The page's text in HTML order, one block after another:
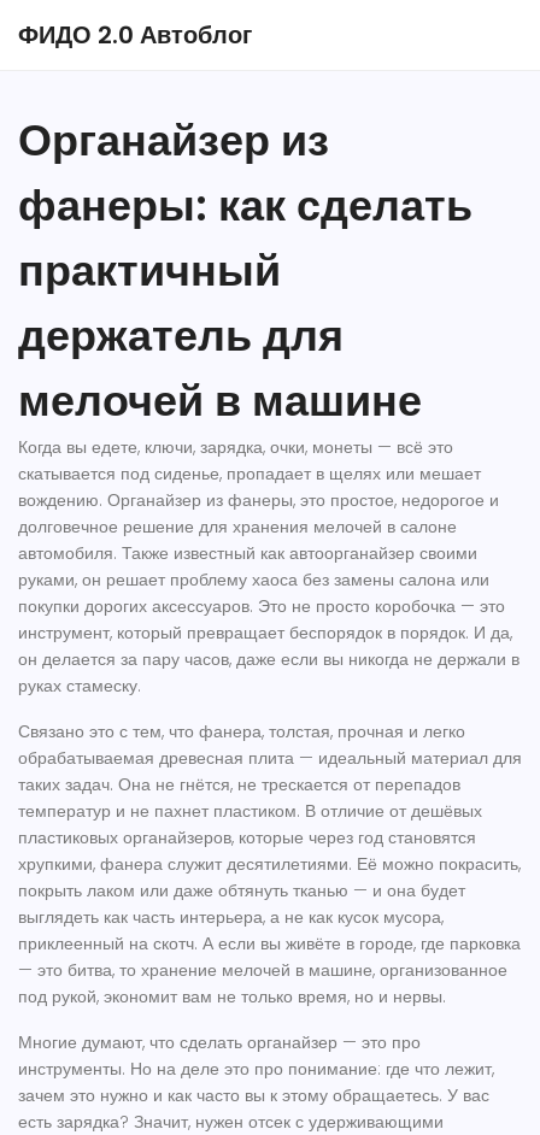
ФИДО 2.0 Автоблог
Органайзер из
фанеры: как сделать
практичный
держатель для
мелочей в машине
Когда вы едете, ключи, зарядка, очки, монеты — всё это
скатывается под сиденье, пропадает в щелях или мешает
вождению. Органайзер из фанеры, это простое, недорогое и
долговечное решение для хранения мелочей в салоне
автомобиля. Также известный как автоорганайзер своими
руками, он решает проблему хаоса без замены салона или
покупки дорогих аксессуаров. Это не просто коробочка — это
инструмент, который превращает беспорядок в порядок. И да,
он делается за пару часов, даже если вы никогда не держали в
руках стамеску.
Связано это с тем, что фанера, толстая, прочная и легко
обрабатываемая древесная плита — идеальный материал для
таких задач. Она не гнётся, не трескается от перепадов
температур и не пахнет пластиком. В отличие от дешёвых
пластиковых органайзеров, которые через год становятся
хрупкими, фанера служит десятилетиями. Её можно покрасить,
покрыть лаком или даже обтянуть тканью — и она будет
выглядеть как часть интерьера, а не как кусок мусора,
приклеенный на скотч. А если вы живёте в городе, где парковка
— это битва, то хранение мелочей в машине, организованное
под рукой, экономит вам не только время, но и нервы.
Многие думают, что сделать органайзер — это про
инструменты. Но на деле это про понимание: где что лежит,
зачем это нужно и как часто вы к этому обращаетесь. У вас
есть зарядка? Значит, нужен отсек с удерживающими